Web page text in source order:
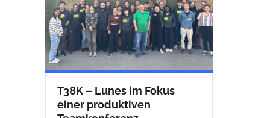
T38K – Lunes im Fokus
einer produktiven